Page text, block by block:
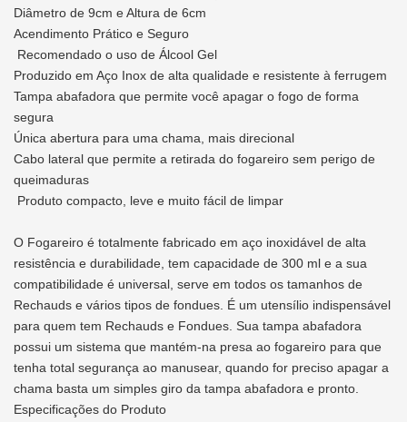
Diâmetro de 9cm e Altura de 6cm
Acendimento Prático e Seguro
Recomendado o uso de Álcool Gel
Produzido em Aço Inox de alta qualidade e resistente à ferrugem
Tampa abafadora que permite você apagar o fogo de forma
segura
Única abertura para uma chama, mais direcional
Cabo lateral que permite a retirada do fogareiro sem perigo de
queimaduras
Produto compacto, leve e muito fácil de limpar
O Fogareiro é totalmente fabricado em aço inoxidável de alta
resistência e durabilidade, tem capacidade de 300 ml e a sua
compatibilidade é universal, serve em todos os tamanhos de
Rechauds e vários tipos de fondues. É um utensílio indispensável
para quem tem Rechauds e Fondues. Sua tampa abafadora
possui um sistema que mantém-na presa ao fogareiro para que
tenha total segurança ao manusear, quando for preciso apagar a
chama basta um simples giro da tampa abafadora e pronto.
Especificações do Produto